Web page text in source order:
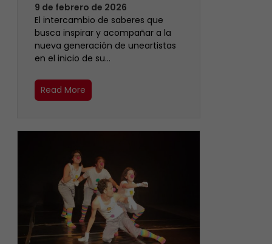
9 de febrero de 2026
El intercambio de saberes que
busca inspirar y acompañar a la
nueva generación de uneartistas
en el inicio de su…
Read More